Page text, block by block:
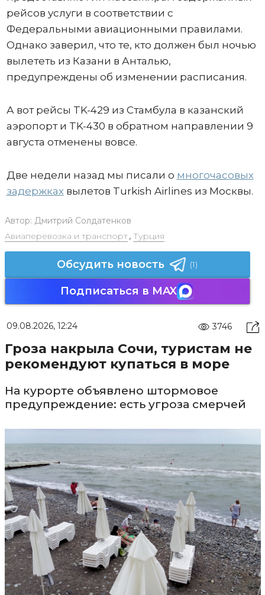
рейсов услуги в соответствии с
Федеральными авиационными правилами.
Однако заверил, что те, кто должен был ночью
вылететь из Казани в Анталью,
предупреждены об изменении расписания.
А вот рейсы TK-429 из Стамбула в казанский
аэропорт и TK-430 в обратном направлении 9
августа отменены вовсе.
Две недели назад мы писали о многочасовых
задержкахвылетов Turkish Airlines из Москвы.
Автор: Дмитрий Солдатенков
Авиаперевозка и транспорт, Турция
Обсудить новость (1)
Подписаться в MAX
09.08.2026, 12:24 3746
Гроза накрыла Сочи, туристам не
рекомендуют купаться в море
На курорте объявлено штормовое
предупреждение: есть угроза смерчей